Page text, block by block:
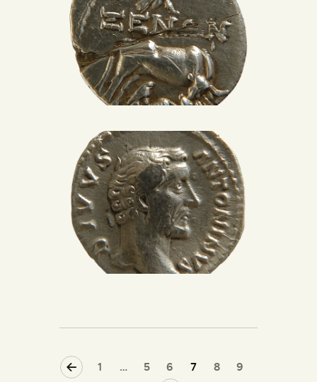
1 … 5 6 7 8
9